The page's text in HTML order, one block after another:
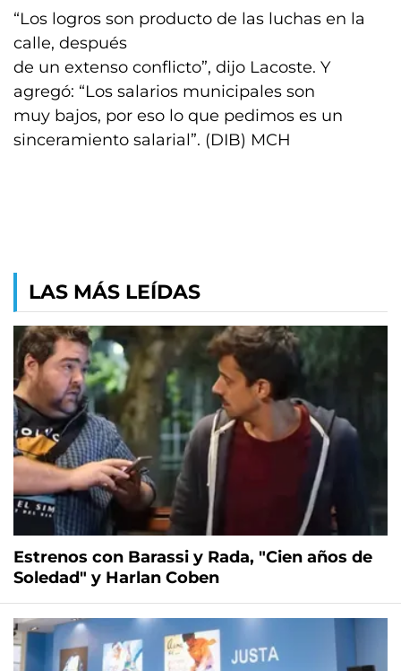
“Los logros son producto de las luchas en la
calle, después
de un extenso conflicto”, dijo Lacoste. Y
agregó: “Los salarios municipales son
muy bajos, por eso lo que pedimos es un
sinceramiento salarial”. (DIB) MCH
LAS MÁS LEÍDAS
Estrenos con Barassi y Rada, "Cien años de
Soledad" y Harlan Coben